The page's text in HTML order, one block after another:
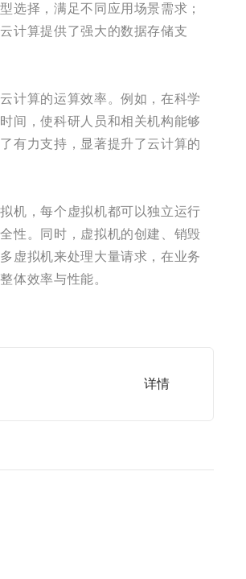
选择，满足不同应用场景需求；
计算提供了强大的数据存储支
计算的运算效率。例如，在科学
间，使科研人员和相关机构能够
有力支持，显著提升了云计算的
机，每个虚拟机都可以独立运行
性。同时，虚拟机的创建、销毁
虚拟机来处理大量请求，在业务
体效率与性能。